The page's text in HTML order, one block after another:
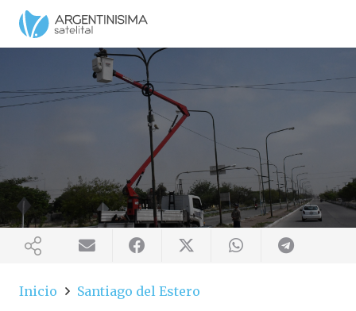
Inicio Santiago del Estero